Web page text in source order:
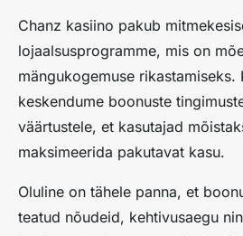
Chanz kasiino pakub
lojaalsusprogramme, mis on
mängukogemuse rikastamiseks.
keskendume boonuste
väärtustele, et kasutajad
maksimeerida pakutavat kasu.
Oluline on tähele panna, et
teatud nõudeid, kehtivusaegu